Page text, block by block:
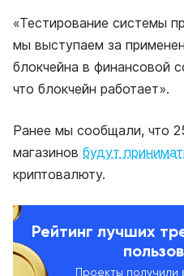
«Тестирование системы
мы выступаем за
блокчейна в финансовой
что блокчейн работает».
Ранее мы сообщали, что
магазинов будут
криптовалюту.
Рейтинг лучших
Проекты получили